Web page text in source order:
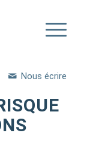
Nous écrire